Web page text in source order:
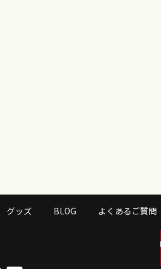
グッズ BLOG よくあるご質問